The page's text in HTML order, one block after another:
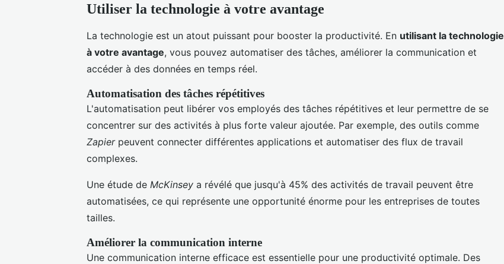
Utiliser la technologie à votre avantage
La technologie est un atout puissant pour booster la productivité. En utilisant la technologie
à votre avantage, vous pouvez automatiser des tâches, améliorer la communication et
accéder à des données en temps réel.
Automatisation des tâches répétitives
L'automatisation peut libérer vos employés des tâches répétitives et leur permettre de se
concentrer sur des activités à plus forte valeur ajoutée. Par exemple, des outils comme
Zapierpeuvent connecter différentes applications et automatiser des flux de travail
complexes.
Une étude de McKinsey a révélé que jusqu'à 45% des activités de travail peuvent être
automatisées, ce qui représente une opportunité énorme pour les entreprises de toutes
tailles.
Améliorer la communication interne
Une communication interne efficace est essentielle pour une productivité optimale. Des